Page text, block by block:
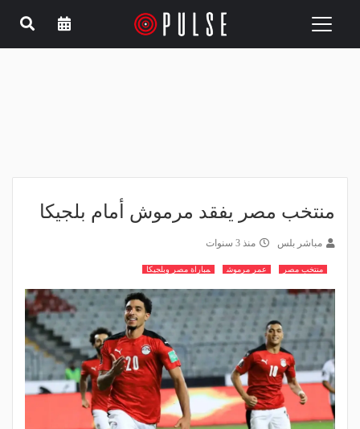
Toggle
منتخب مصر يفقد مرموش أمام بلجيكا
مباشر بلس منذ 3 سنوات
منتخب مصر عمر مرموش مباراة مصر وبلجيكا